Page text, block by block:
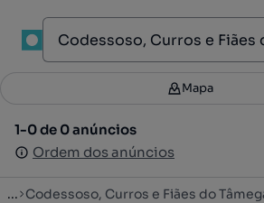
Filtros 3
1-0 de 0 anúncios
Ordem dos anúncios
Mapa
1-0 de 0 anúncios
Ordem dos anúncios
... Codessoso, Curros e Fiães do